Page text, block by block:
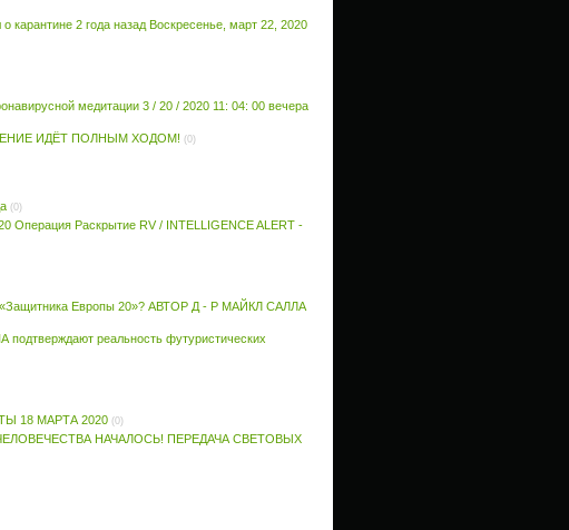
карантине 2 года назад Воскресенье, март 22, 2020
медитации 3 / 20 / 2020 11: 04: 00 вечера
ИДЁТ ПОЛНЫМ ХОДОМ! (0)
(0)
Операция Раскрытие RV / INTELLIGENCE ALERT -
«Защитника Европы 20»? АВТОР Д - Р МАЙКЛ САЛЛА
реальность футуристических
18 МАРТА 2020 (0)
НАЧАЛОСЬ! ПЕРЕДАЧА СВЕТОВЫХ